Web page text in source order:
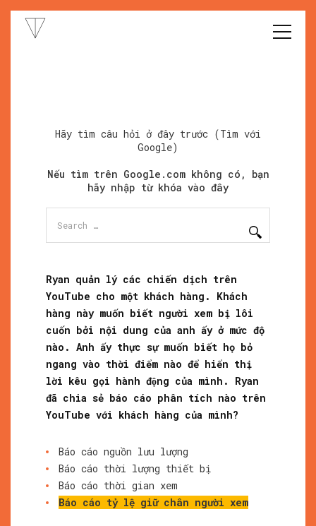
Hãy tìm câu hỏi ở đây trước (Tìm với
Google)
Nếu tìm trên Google.com không có, bạn
hãy nhập từ khóa vào đây
Ryan quản lý các chiến dịch trên
YouTube cho một khách hàng. Khách
hàng này muốn biết người xem bị lôi
cuốn bởi nội dung của anh ấy ở mức độ
nào. Anh ấy thực sự muốn biết họ bỏ
ngang vào thời điểm nào để hiển thị
lời kêu gọi hành động của mình. Ryan
đã chia sẻ báo cáo phân tích nào trên
YouTube với khách hàng của mình?
Báo cáo nguồn lưu lượng
Báo cáo thời lượng thiết bị
Báo cáo thời gian xem
Báo cáo tỷ lệ giữ chân người xem